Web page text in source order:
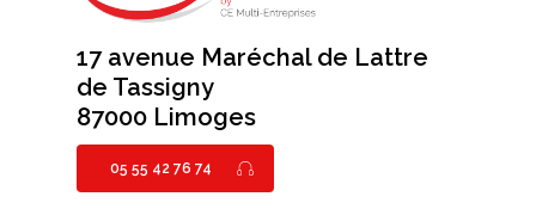
17 avenue Maréchal de Lattre
de Tassigny
87000 Limoges
05 55 42 76 74